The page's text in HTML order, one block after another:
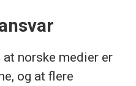
norske medier er
og at flere